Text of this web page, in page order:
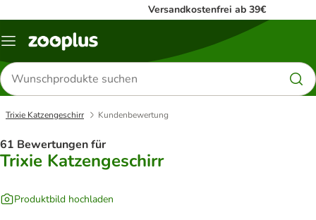
Versandkostenfrei ab 39€
Menü
Produkte
suchen
Trixie Katzengeschirr Kundenbewertung
61 Bewertungen für
Trixie Katzengeschirr
Produktbild hochladen